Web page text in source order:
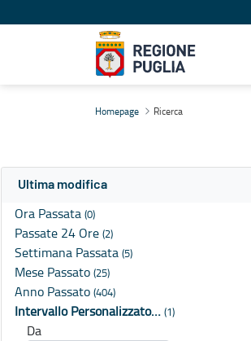
Homepage Ricerca
Ultima modifica
Ora Passata (0)
Passate 24 Ore (2)
Settimana Passata (5)
Mese Passato (25)
Anno Passato (404)
Intervallo Personalizzato… (1)
Da